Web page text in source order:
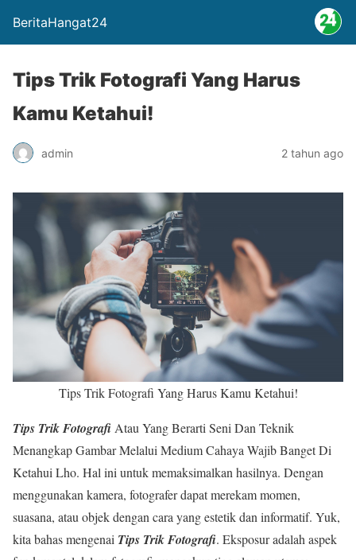
BeritaHangat24
Tips Trik Fotografi Yang Harus
Kamu Ketahui!
admin 2 tahun ago
Tips Trik Fotografi Yang Harus Kamu Ketahui!
Tips Trik Fotografi Atau Yang Berarti Seni Dan Teknik
Menangkap Gambar Melalui Medium Cahaya Wajib Banget Di
Ketahui Lho. Hal ini untuk memaksimalkan hasilnya. Dengan
menggunakan kamera, fotografer dapat merekam momen,
suasana, atau objek dengan cara yang estetik dan informatif. Yuk,
kita bahas mengenai Tips Trik Fotografi. Eksposur adalah aspek